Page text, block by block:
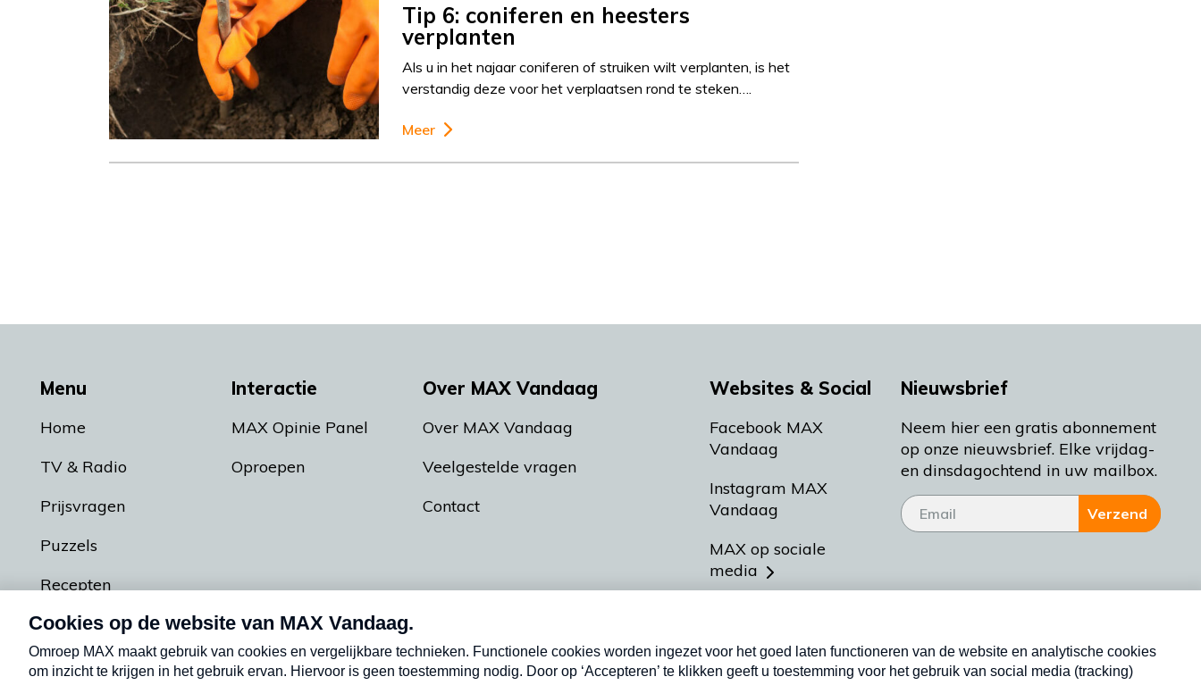
Tip 6: coniferen en heesters
verplanten
Als u in het najaar coniferen of struiken wilt verplanten, is het
verstandig deze voor het verplaatsen rond te steken….
Meer
Menu
Home
TV & Radio
Prijsvragen
Puzzels
Recepten
Podcasts
Interactie
MAX Opinie Panel
Oproepen
Over MAX Vandaag
Over MAX Vandaag
Veelgestelde vragen
Contact
Websites & Social
Facebook MAX
Vandaag
Instagram MAX
Vandaag
MAX op sociale
media
Meldpunt Actueel
Nieuwsbrief
Neem hier een gratis abonnement
op onze nieuwsbrief. Elke vrijdag-
en dinsdagochtend in uw mailbox.
Verzend
Nieuwsbrief